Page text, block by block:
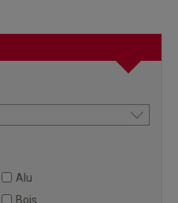
Alu
Bois